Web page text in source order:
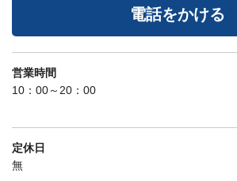
電話をかける
営業時間
10：00～20：00
定休日
無